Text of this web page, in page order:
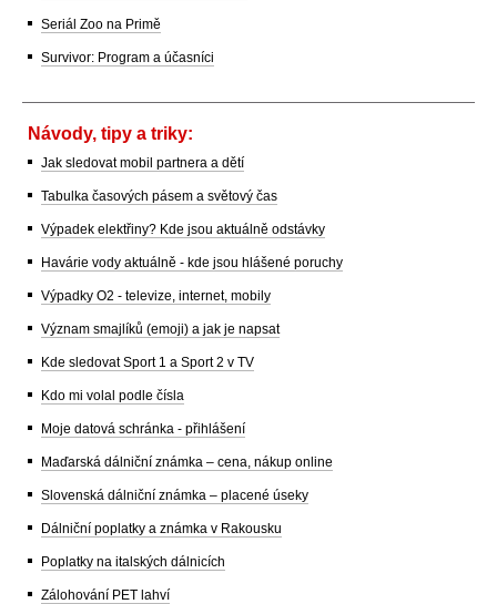
Seriál Zoo na Primě
Survivor: Program a účasníci
Návody, tipy a triky:
Jak sledovat mobil partnera a dětí
Tabulka časových pásem a světový čas
Výpadek elektřiny? Kde jsou aktuálně odstávky
Havárie vody aktuálně - kde jsou hlášené poruchy
Výpadky O2 - televize, internet, mobily
Význam smajlíků (emoji) a jak je napsat
Kde sledovat Sport 1 a Sport 2 v TV
Kdo mi volal podle čísla
Moje datová schránka - přihlášení
Maďarská dálniční známka – cena, nákup online
Slovenská dálniční známka – placené úseky
Dálniční poplatky a známka v Rakousku
Poplatky na italských dálnicích
Zálohování PET lahví